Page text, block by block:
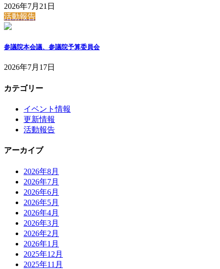
2026年7月21日
活動報告
参議院本会議、参議院予算委員会
2026年7月17日
カテゴリー
イベント情報
更新情報
活動報告
アーカイブ
2026年8月
2026年7月
2026年6月
2026年5月
2026年4月
2026年3月
2026年2月
2026年1月
2025年12月
2025年11月